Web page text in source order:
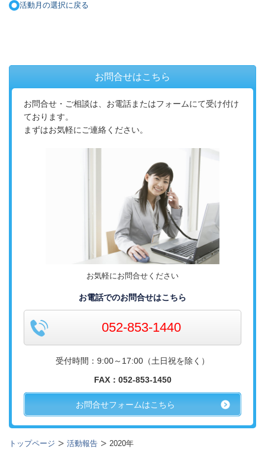
活動月の選択に戻る
お問合せはこちら
お問合せ・ご相談は、お電話またはフォームにて受け付け
ております。
まずはお気軽にご連絡ください。
お気軽にお問合せください
お電話でのお問合せはこちら
052-853-1440
受付時間：9:00～17:00（土日祝を除く）
FAX：052-853-1450
お問合せフォームはこちら
トップページ 活動報告 2020年